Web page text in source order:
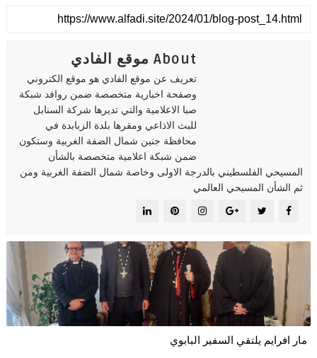
About موقع الفادي
تعريف عن موقع الفادي هو موقع الكتروني
وصفحة اخبارية متخصصة ضمن روافد شبكة
صبا الاعلامية والتي تديرها شركة السنابل
للبث الاذاعي ومقرها بلدة الزبابدة في
محافظة جنين شمال الضفة الغربية وستكون
ضمن شبكة اعلامية متخصصة بالشأن
المسيحي الفلسطيني بالدرجة الاولى وخاصة شمال الضفة الغربية ومن
ثم الشأن المسيحي العالمي
مار افرايم يلتقي السفير البابوي